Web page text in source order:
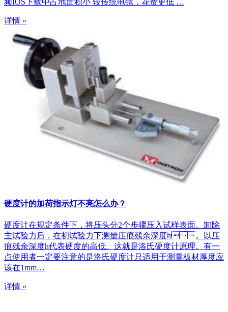
频IOS下载中占地面积小 较传统电镜，花费更低 …
详情 »
硬度计的加荷指示灯不亮怎么办？
硬度计在规定条件下，将压头分2个步骤压入试样表面。卸除
主试验力后，在初试验力下测量压痕残余深度h。以压
痕残余深度h代表硬度的高低。这就是洛氏硬度计原理。有一
点使用者一定要注意的是洛氏硬度计只适用于测量板材厚度应
该在1mm…
详情 »